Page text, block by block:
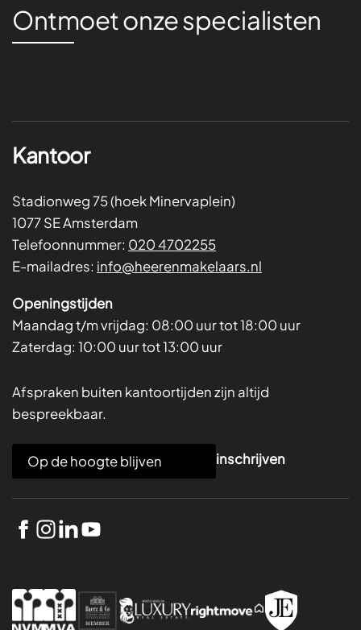
Ontmoet onze specialisten
Kantoor
Stadionweg 75 (hoek Minervaplein)
1077 SE Amsterdam
Telefoonnummer: 020 4702255
E-mailadres: info@heerenmakelaars.nl
Openingstijden
Maandag t/m vrijdag: 08:00 uur tot 18:00 uur
Zaterdag: 10:00 uur tot 13:00 uur
Afspraken buiten kantoortijden zijn altijd
bespreekbaar.
a
i
inschrijven